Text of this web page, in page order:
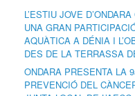
L’ESTIU JOVE
UNA GRAN
AQUÀTICA A DÉNIA I
DES DE LA TERRASSA
ONDARA PRESENTA LA
PREVENCIÓ DEL